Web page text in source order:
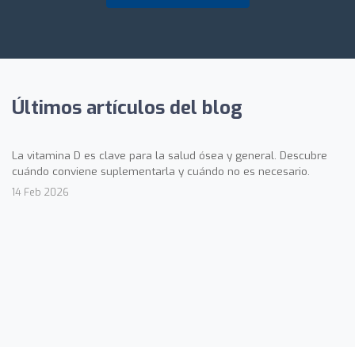
Últimos artículos del blog
La vitamina D es clave para la salud ósea y general. Descubre
cuándo conviene suplementarla y cuándo no es necesario.
14 Feb 2026